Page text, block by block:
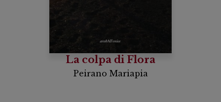
La colpa di Flora
Peirano Mariapia